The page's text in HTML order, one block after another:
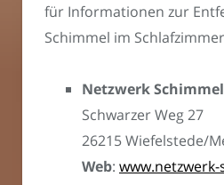
für Informationen zur
Schimmel im
Netzwerk
Schwarzer Weg 27
26215 Wiefelstede/
Web: